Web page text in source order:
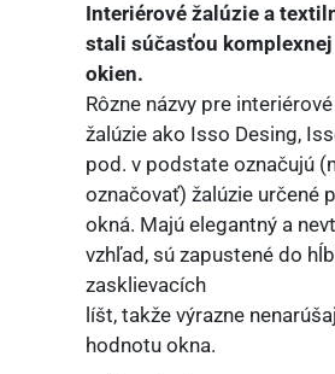
Interiérové žalúzie a
stali súčasťou
okien.
Rôzne názvy pre
žalúzie ako Isso Desing,
pod. v podstate označujú
označovať) žalúzie určené
okná. Majú elegantný a
vzhľad, sú zapustené do
zasklievacích
líšt, takže výrazne
hodnotu okna.